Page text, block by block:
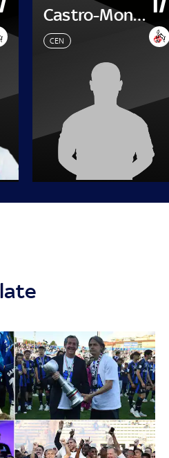
Castro-Montes
CEN